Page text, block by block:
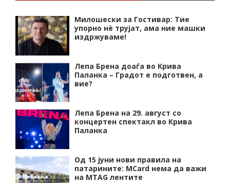
Милошески за Гостивар: Тие
упорно нѐ трујат, ама ние машки
издржуваме!
Лепа Брена доаѓа во Крива
Паланка – Градот е подготвен, а
вие?
Лепа Брена на 29. август со
концертен спектакл во Крива
Паланка
Од 15 јуни нови правила на
патарините: MCard нема да важи
на MTAG лентите